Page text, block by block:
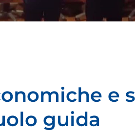
e
guida